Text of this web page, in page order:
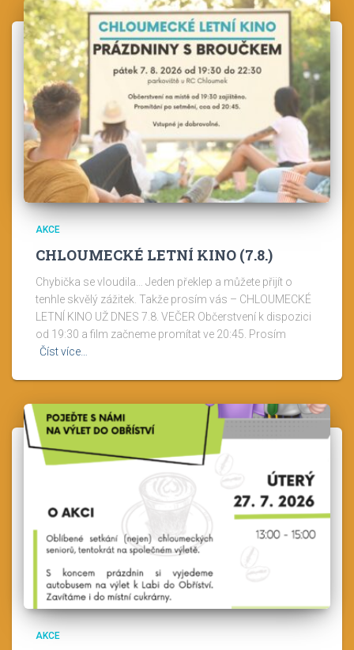
AKCE
CHLOUMECKÉ LETNÍ KINO (7.8.)
Chybička se vloudila… Jeden překlep a můžete přijít o
tenhle skvělý zážitek. Takže prosím vás – CHLOUMECKÉ
LETNÍ KINO UŽ DNES 7.8. VEČER Občerstvení k dispozici
od 19:30 a film začneme promítat ve 20:45. Prosím
Číst více…
AKCE